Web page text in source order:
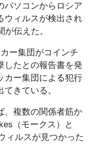
パソコンからロシア
ウィルスが検出され
伝えた。
ー集団がコインチ
したとの報告書を発
カー集団による犯行
きている。
、複数の関係者筋か
（モークス）と
ィルスが見つかった